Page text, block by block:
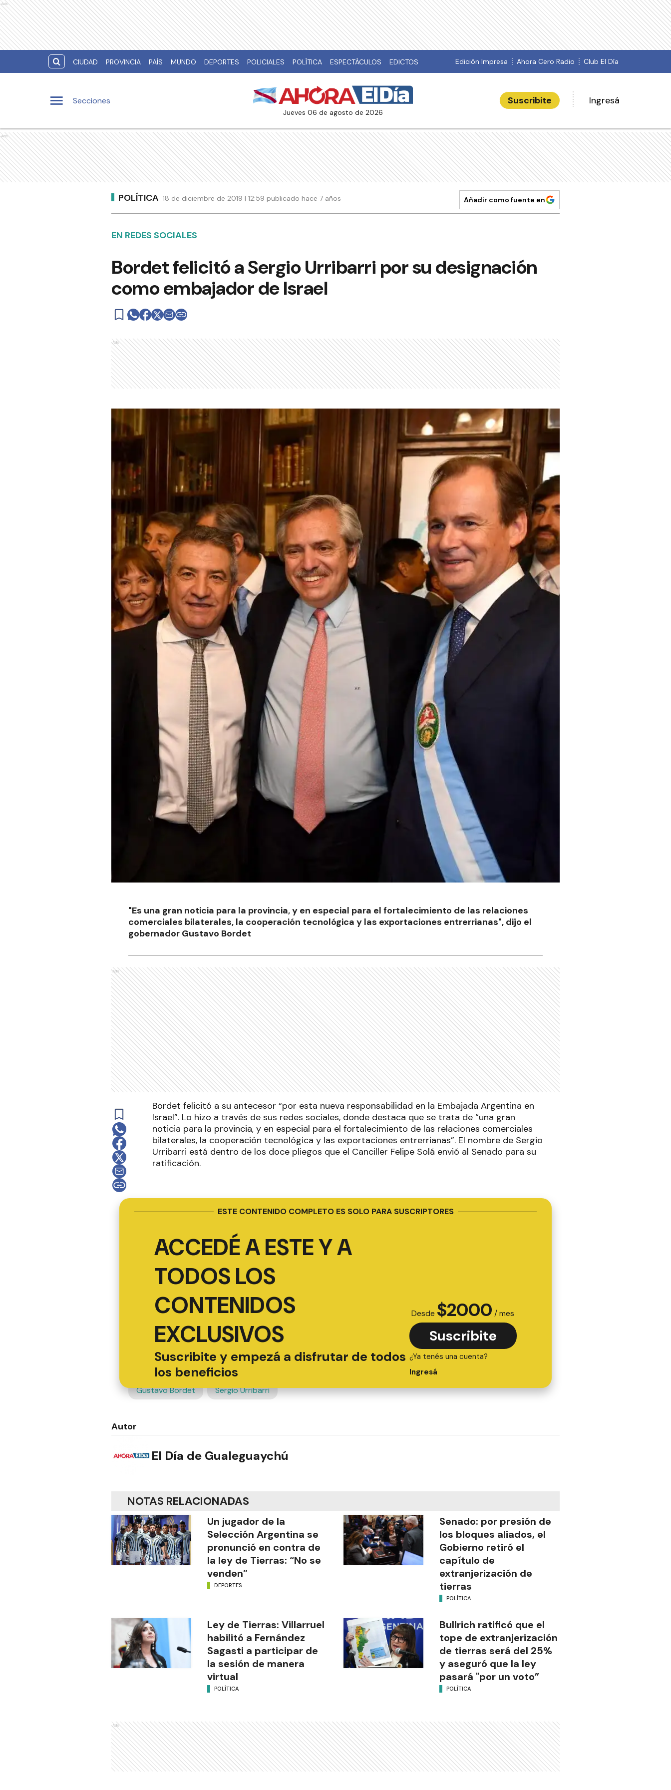
Ads
CIUDAD PROVINCIA PAÍS MUNDO DEPORTES POLICIALES POLÍTICA ESPECTÁCULOS EDICTOS Edición Impresa Ahora Cero Radio Club El Día
Secciones
jueves 06 de agosto de 2026
Suscribite Ingresá
Ads
POLÍTICA 18 de diciembre de 2019 | 12:59 publicado hace 7 años Añadir como fuente en
EN REDES SOCIALES
Bordet felicitó a Sergio Urribarri por su designación
como embajador de Israel
Ads
"Es una gran noticia para la provincia, y en especial para el fortalecimiento de las relaciones
comerciales bilaterales, la cooperación tecnológica y las exportaciones entrerrianas", dijo el
gobernador Gustavo Bordet
Ads
Bordet felicitó a su antecesor “por esta nueva responsabilidad en la Embajada Argentina en
Israel”. Lo hizo a través de sus redes sociales, donde destaca que se trata de “una gran
noticia para la provincia, y en especial para el fortalecimiento de las relaciones comerciales
bilaterales, la cooperación tecnológica y las exportaciones entrerrianas”. El nombre de Sergio
Urribarri está dentro de los doce pliegos que el Canciller Felipe Solá envió al Senado para su
ratificación.
ESTE CONTENIDO COMPLETO ES SOLO PARA SUSCRIPTORES
ACCEDÉ A ESTE Y A
TODOS LOS
CONTENIDOS
EXCLUSIVOS
Suscribite y empezá a disfrutar de todos
los beneficios
Desde $2000 / mes
Suscribite
¿Ya tenés una cuenta?
Ingresá
Gustavo Bordet Sergio Urribarri
Autor
El Día de Gualeguaychú
NOTAS RELACIONADAS
Un jugador de la
Selección Argentina se
pronunció en contra de
la ley de Tierras: “No se
venden”
DEPORTES
Senado: por presión de
los bloques aliados, el
Gobierno retiró el
capítulo de
extranjerización de
tierras
POLÍTICA
Ley de Tierras: Villarruel
habilitó a Fernández
Sagasti a participar de
la sesión de manera
virtual
POLÍTICA
Bullrich ratificó que el
tope de extranjerización
de tierras será del 25%
y aseguró que la ley
pasará "por un voto”
POLÍTICA
Ads